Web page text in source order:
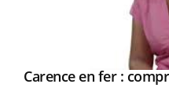
Youtube
Carence en fer :